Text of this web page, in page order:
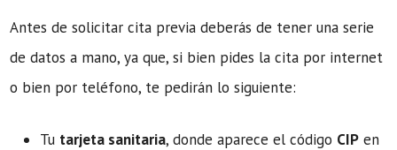
Antes de solicitar cita previa deberás de tener una serie
de datos a mano, ya que, si bien pides la cita por internet
o bien por teléfono, te pedirán lo siguiente:
Tu tarjeta sanitaria, donde aparece el código CIP en